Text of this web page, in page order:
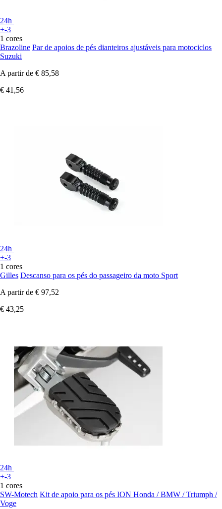
24h
+-3
1 cores
Brazoline Par de apoios de pés dianteiros ajustáveis para motociclos
Suzuki
A partir de € 85,58
€ 41,56
24h
+-3
1 cores
Gilles Descanso para os pés do passageiro da moto Sport
A partir de € 97,52
€ 43,25
24h
+-3
1 cores
SW-Motech Kit de apoio para os pés ION Honda / BMW / Triumph /
Voge